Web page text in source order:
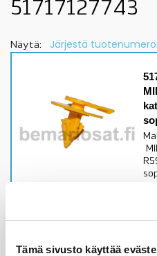
Tämä sivusto käyttää
51717127743
Näytä: